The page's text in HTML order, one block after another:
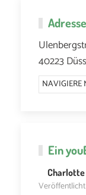
Adresse
40223
NAVIGIERE
Ein
Charlotte